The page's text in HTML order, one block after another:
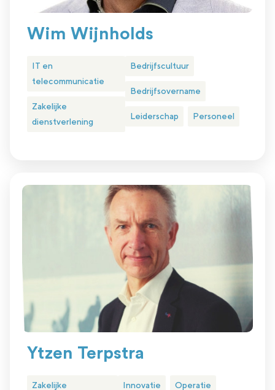
Wim Wijnholds
IT en
telecommunicatie
Zakelijke
dienstverlening
Bedrijfscultuur
Bedrijfsovername
Leiderschap Personeel
Ytzen Terpstra
Zakelijke Innovatie Operatie